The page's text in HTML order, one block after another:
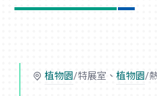
植物園/特展室、 植物園/